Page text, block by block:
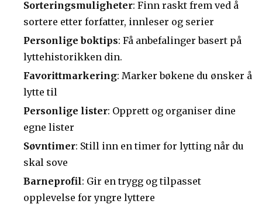
Sorteringsmuligheter: Finn raskt frem ved å
sortere etter forfatter, innleser og serier
Personlige boktips: Få anbefalinger basert på
lyttehistorikken din.
Favorittmarkering: Marker bøkene du ønsker å
lytte til
Personlige lister: Opprett og organiser dine
egne lister
Søvntimer: Still inn en timer for lytting når du
skal sove
Barneprofil: Gir en trygg og tilpasset
opplevelse for yngre lyttere